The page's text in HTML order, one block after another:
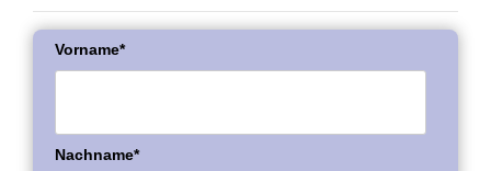
Vorname*
Nachname*